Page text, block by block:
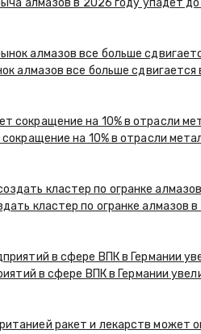
алмазов в 2026 году упадет
алмазов все больше
сокращение на 10% в отрасли
кластер по огранке алмазов
в сфере ВПК в Германии